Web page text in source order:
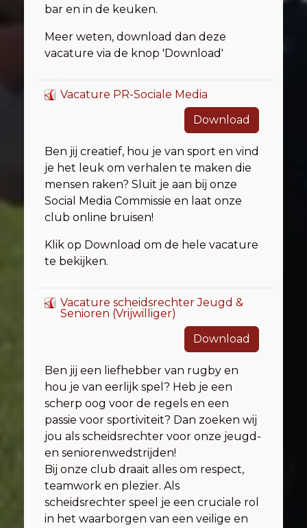
bar en in de keuken.
Meer weten, download dan deze
vacature via de knop 'Download'
Vacature PR-Sociale Media
Download
Ben jij creatief, hou je van sport en vind
je het leuk om verhalen te maken die
mensen raken? Sluit je aan bij onze
Social Media Commissie en laat onze
club online bruisen!
Klik op Download om de hele vacature
te bekijken.
Vacature scheidsrechter Jeugd &
Senioren (Vrijwilliger)
Download
Ben jij een liefhebber van rugby en
hou je van eerlijk spel? Heb je een
scherp oog voor de regels en een
passie voor sportiviteit? Dan zoeken wij
jou als scheidsrechter voor onze jeugd-
en seniorenwedstrijden!
Bij onze club draait alles om respect,
teamwork en plezier. Als
scheidsrechter speel je een cruciale rol
in het waarborgen van een veilige en